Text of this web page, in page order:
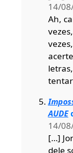
14/
Ah,
AUDE
14/
[…]
dele